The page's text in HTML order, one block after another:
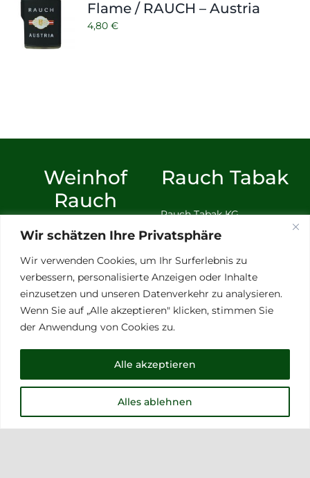
Wir schätzen Ihre Privatsphäre
Wir verwenden Cookies, um Ihr Surferlebnis zu
verbessern, personalisierte Anzeigen oder Inhalte
einzusetzen und unseren Datenverkehr zu analysieren.
Wenn Sie auf „Alle akzeptieren" klicken, stimmen Sie
der Anwendung von Cookies zu.
Alles ablehnen
Alle akzeptieren
Flame / RAUCH – Austria
4,80 €
Weinhof
Rauch
Weinhof Rauch
Perbersdorf 30
A-8093 St. Peter Am
Ottersbach
Wir sind erreichbar
Montag bis Donnerstag
von 09:00 bis 15:30 Uhr
Sollten Sie uns nicht
erreichen rufen wir gerne
Büro: +43 664 73 11 3003
Rauch Tabak
Rauch Tabak KG
Perbersdorf 30
Ottersbach
Wir sind erreichbar
Montag bis Donnerstag
von 09:00 bis 15:30 Uhr
erreichen rufen wir gerne
zurück.
Büro: +43 664 73 11 3003